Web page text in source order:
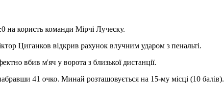
на користь команди Мірчі Луческу.
Циганков відкрив рахунок влучним ударом з пенальті.
вбив м'яч у ворота з близької дистанції.
41 очко. Минай розташовується на 15-му місці (10 балів).